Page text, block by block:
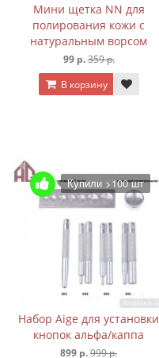
Мини щетка NN для
полирования кожи с
натуральным ворсом
99 р.359 р.
В корзину
Купили >100 шт
Набор Aige для установки
кнопок альфа/каппа
899 р.999 р.